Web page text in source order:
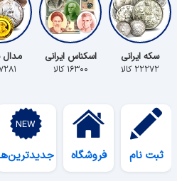
سکه ایرانی
۲۲۲۷۲ کالا
اسکناس ایرانی
۱۶۳۰۰ کالا
مدال
۷۲۸۱
ثبت نام فروشگاه